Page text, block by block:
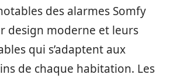
des alarmes Somfy
design moderne et leurs
qui s’adaptent aux
de chaque habitation. Les